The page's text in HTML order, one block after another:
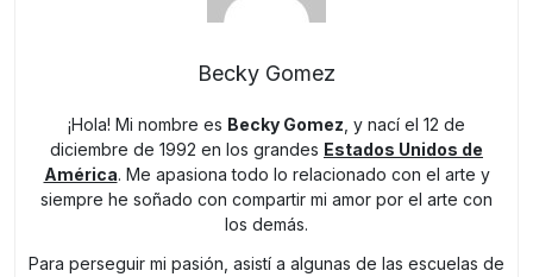
Becky Gomez
¡Hola! Mi nombre es Becky Gomez , y nací el 12 de
diciembre de 1992 en los grandes Estados Unidos de
América. Me apasiona todo lo relacionado con el arte y
siempre he soñado con compartir mi amor por el arte con
los demás.
Para perseguir mi pasión, asistí a algunas de las escuelas de